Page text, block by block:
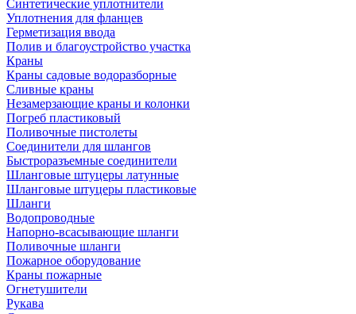
Синтетические уплотнители
Уплотнения для фланцев
Герметизация ввода
Полив и благоустройство участка
Краны
Краны садовые водоразборные
Сливные краны
Незамерзающие краны и колонки
Погреб пластиковый
Поливочные пистолеты
Соединители для шлангов
Быстроразъемные соединители
Шланговые штуцеры латунные
Шланговые штуцеры пластиковые
Шланги
Водопроводные
Напорно-всасывающие шланги
Поливочные шланги
Пожарное оборудование
Краны пожарные
Огнетушители
Рукава